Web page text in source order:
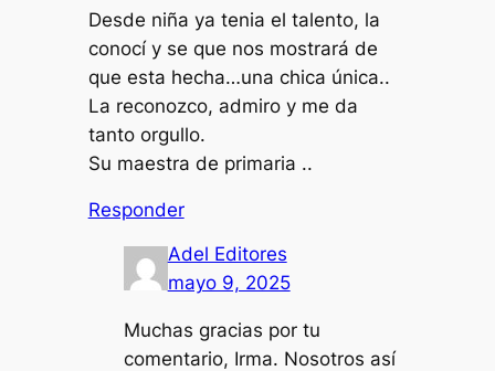
Desde niña ya tenia el talento, la
conocí y se que nos mostrará de
que esta hecha…una chica única..
La reconozco, admiro y me da
tanto orgullo.
Su maestra de primaria ..
Responder
Adel Editores
mayo 9, 2025
Muchas gracias por tu
comentario, Irma. Nosotros así